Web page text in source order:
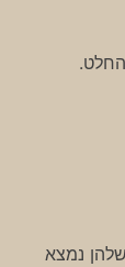
נמצא